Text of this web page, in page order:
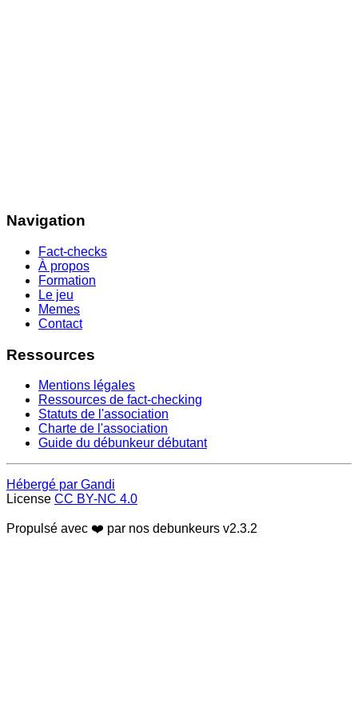
Navigation
Fact-checks
À propos
Formation
Le jeu
Memes
Contact
Ressources
Mentions légales
Ressources de fact-checking
Statuts de l'association
Charte de l'association
Guide du débunkeur débutant
Hébergé par Gandi
License CC BY-NC 4.0
Propulsé avec ❤️ par nos debunkeurs v2.3.2